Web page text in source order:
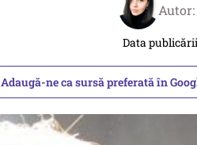
Autor:
Data
Adaugă-ne ca sursă preferată în